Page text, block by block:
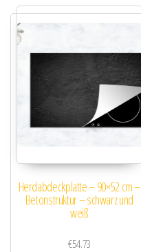
Herdabdeckplatte – 90×52 cm –
Betonstruktur – schwarz und
weiß
€54.73